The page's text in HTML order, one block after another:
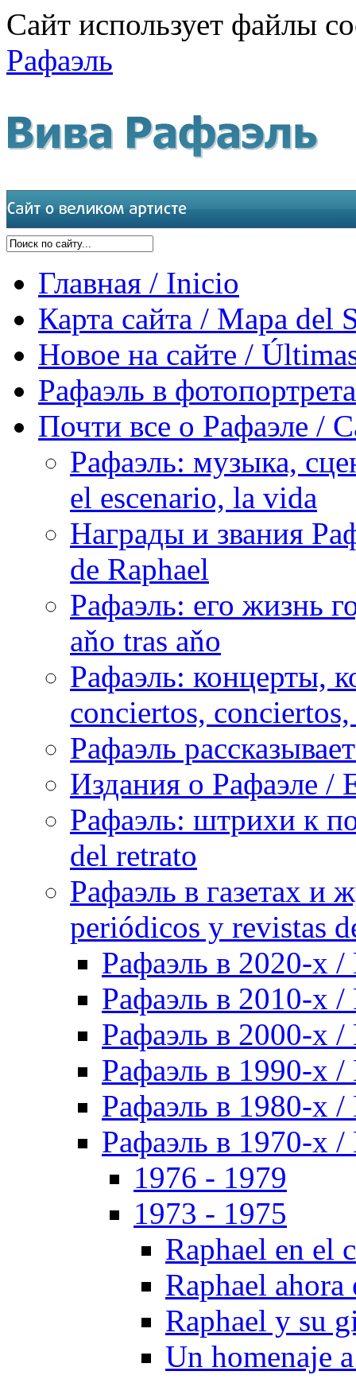
Сайт использует файлы
Рафаэль
Главная / Inicio
Карта сайта / Mapa del
Новое на сайте /
Рафаэль в
Почти все о Рафаэле /
Рафаэль: музыка,
el escenario, la vida
Награды и звания
de Raphael
Рафаэль: его жизнь
aňo tras aňo
Рафаэль: концерты,
conciertos,
Рафаэль
Издания о Рафаэле /
Рафаэль: штрихи к
del retrato
Рафаэль в газетах и
periódicos y revistas
Рафаэль в 2020-х /
Рафаэль в 2010-х /
Рафаэль в 2000-х /
Рафаэль в 1990-х /
Рафаэль в 1980-х /
Рафаэль в 1970-х /
1976 - 1979
1973 - 1975
Raphael en el
Raphael
Raphael y su
Un homenaje